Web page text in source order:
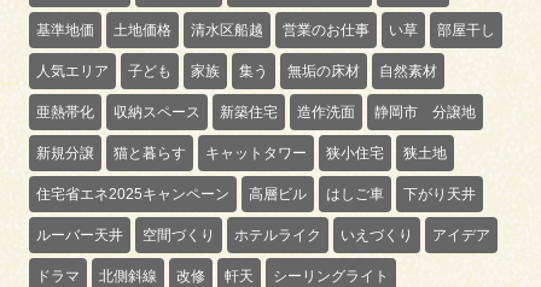
基準地価 土地価格 清水区船越 営業のお仕事 い草 部屋干し
人気エリア 子ども 家族 集う 無垢の床材 自然素材
亜熱帯化 収納スペース 新築住宅 造作洗面 静岡市 分譲地
新規分譲 猫と暮らす キャットタワー 狭小住宅 狭土地
住宅省エネ2025キャンペーン 高層ビル はしご車 下がり天井
ルーバー天井 空間づくり ホテルライク いえづくり アイデア
ドラマ 北側斜線 改修 軒天 シーリングライト